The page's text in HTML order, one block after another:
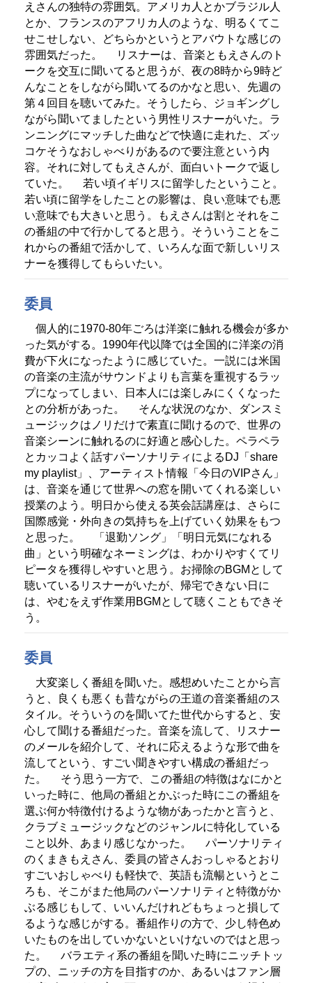
えさんの独特の雰囲気。アメリカ人とかブラジル人
とか、フランスのアフリカ人のような、明るくてこ
せこせしない、どちらかというとアバウトな感じの
雰囲気だった。
リスナーは、音楽ともえさんのト
ークを交互に聞いてると思うが、夜の8時から9時ど
んなことをしながら聞いてるのかなと思い、先週の
第４回目を聴いてみた。そうしたら、ジョギングし
ながら聞いてましたという男性リスナーがいた。ラ
ンニングにマッチした曲などで快適に走れた、ズッ
コケそうなおしゃべりがあるので要注意という内
容。それに対してもえさんが、面白いトークで返し
ていた。
若い頃イギリスに留学したということ。
若い頃に留学をしたことの影響は、良い意味でも悪
い意味でも大きいと思う。もえさんは割とそれをこ
の番組の中で行かしてると思う。そういうことをこ
れからの番組で活かして、いろんな面で新しいリス
ナーを獲得してもらいたい。
委員
個人的に1970-80年ごろは洋楽に触れる機会が多か
った気がする。1990年代以降では全国的に洋楽の消
費が下火になったように感じていた。一説には米国
の音楽の主流がサウンドよりも言葉を重視するラッ
プになってしまい、日本人には楽しみにくくなった
との分析があった。
そんな状況のなか、ダンスミ
ュージックはノリだけで素直に聞けるので、世界の
音楽シーンに触れるのに好適と感心した。ペラペラ
とカッコよく話すパーソナリティによるDJ「share
my playlist」、アーティスト情報「今日のVIPさん」
は、音楽を通じて世界への窓を開いてくれる楽しい
授業のよう。明日から使える英会話講座は、さらに
国際感覚・外向きの気持ちを上げていく効果をもつ
と思った。
「退勤ソング」「明日元気になれる
曲」という明確なネーミングは、わかりやすくてリ
ピータを獲得しやすいと思う。お掃除のBGMとして
聴いているリスナーがいたが、帰宅できない日に
は、やむをえず作業用BGMとして聴くこともできそ
う。
委員
大変楽しく番組を聞いた。感想めいたことから言
うと、良くも悪くも昔ながらの王道の音楽番組のス
タイル。そういうのを聞いてた世代からすると、安
心して聞ける番組だった。音楽を流して、リスナー
のメールを紹介して、それに応えるような形で曲を
流してという、すごい聞きやすい構成の番組だっ
た。
そう思う一方で、この番組の特徴はなにかと
いった時に、他局の番組とかぶった時にこの番組を
選ぶ何か特徴付けるような物があったかと言うと、
クラブミュージックなどのジャンルに特化している
こと以外、あまり感じなかった。
パーソナリティ
のくまきもえさん、委員の皆さんおっしゃるとおり
すごいおしゃべりも軽快で、英語も流暢というとこ
ろも、そこがまた他局のパーソナリティと特徴がか
ぶる感じもして、いいんだけれどもちょっと損して
るような感じがする。番組作りの方で、少し特色め
いたものを出していかないといけないのではと思っ
た。
バラエティ系の番組を聞いた時にニッチトッ
プの、ニッチの方を目指すのか、あるいはファン層